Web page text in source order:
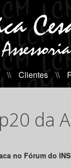
\\ Clientes \\
da
no Fórum do